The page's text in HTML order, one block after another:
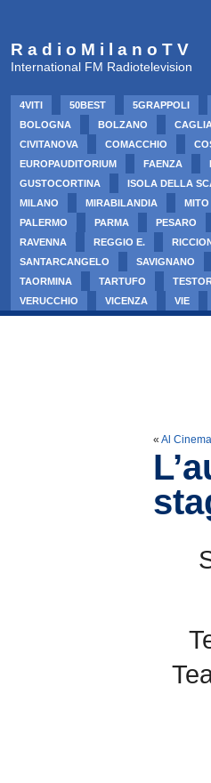
R a d i o M i l a n o T V
International FM Radiotelevision
4VITI 50BEST 5GRAPPOLI
BOLOGNA
BOLZANO
CIVITANOVA
COMACCHIO
EUROPAUDITORIUM
FAENZA
GUSTOCORTINA
ISOLA DELLA
MILANO
MIRABILANDIA MITO
PALERMO
PARMA PESARO
RAVENNA
REGGIO E.
SANTARCANGELO
SAVIGNANO
TAORMINA
TARTUFO
VERUCCHIO
VICENZA VIE
« Al